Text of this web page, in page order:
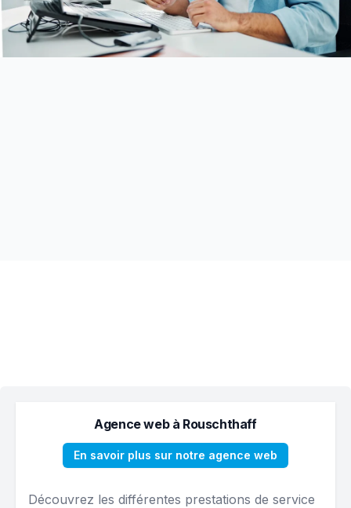
Agence web à Rouschthaff
En savoir plus sur notre agence web
Découvrez les différentes prestations de service